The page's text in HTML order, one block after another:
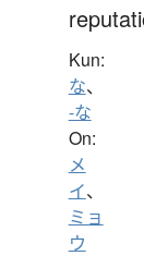
Kun:
な、
-な
On:
メ
イ、
ミョ
ウ